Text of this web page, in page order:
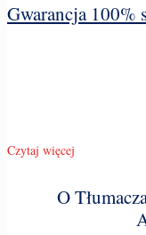
Gwarancja 100%
Czytaj więcej
O